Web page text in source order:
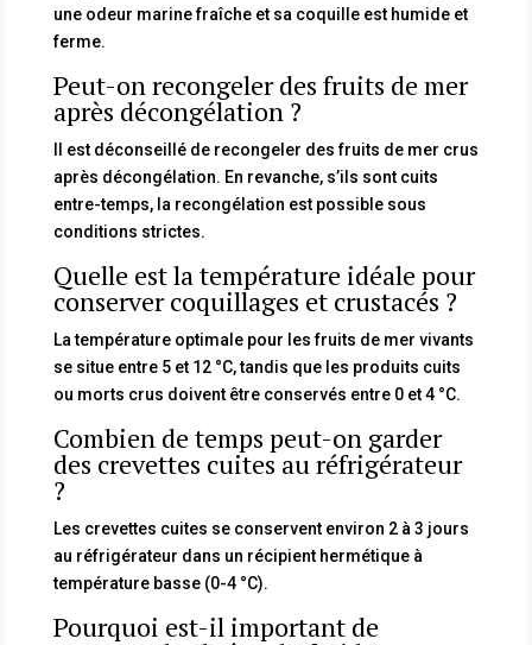
une odeur marine fraîche et sa coquille est humide et
ferme.
Peut-on recongeler des fruits de mer
après décongélation ?
Il est déconseillé de recongeler des fruits de mer crus
après décongélation. En revanche, s’ils sont cuits
entre-temps, la recongélation est possible sous
conditions strictes.
Quelle est la température idéale pour
conserver coquillages et crustacés ?
La température optimale pour les fruits de mer vivants
se situe entre 5 et 12 °C, tandis que les produits cuits
ou morts crus doivent être conservés entre 0 et 4 °C.
Combien de temps peut-on garder
des crevettes cuites au réfrigérateur
?
Les crevettes cuites se conservent environ 2 à 3 jours
au réfrigérateur dans un récipient hermétique à
température basse (0-4 °C).
Pourquoi est-il important de